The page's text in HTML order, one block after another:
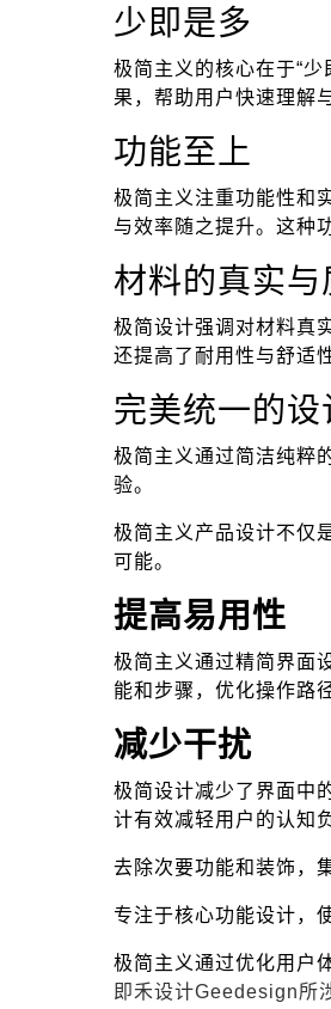
少即是多
极简主义的核心在于“
果，帮助用户快速理解
功能至上
极简主义注重功能性和
与效率随之提升。这种
材料的真实与
极简设计强调对材料真
还提高了耐用性与舒适
完美统一的设
极简主义通过简洁纯粹
验。
极简主义产品设计不仅
可能。
提高易用性
极简主义通过精简界面
能和步骤，优化操作路
减少干扰
极简设计减少了界面中
计有效减轻用户的认知
去除次要功能和装饰，
专注于核心功能设计，
极简主义通过优化用户
即禾设计Geedesign所